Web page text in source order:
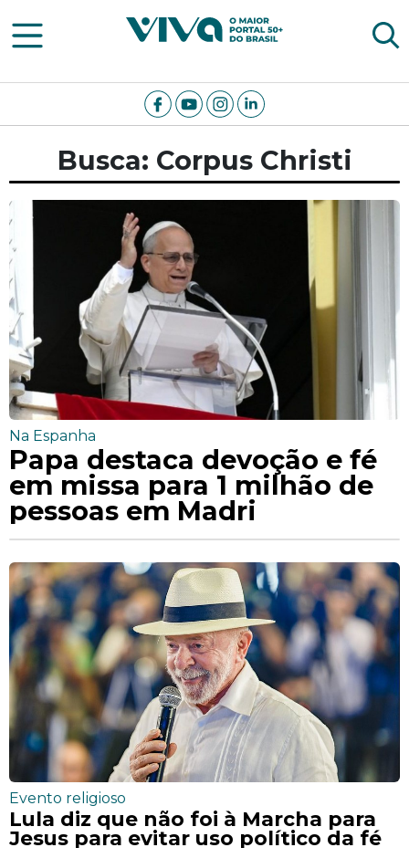
Viva Notícias
Busca: Corpus Christi
Na Espanha
Papa destaca devoção e fé
em missa para 1 milhão de
pessoas em Madri
Evento religioso
Lula diz que não foi à Marcha para
Jesus para evitar uso político da fé